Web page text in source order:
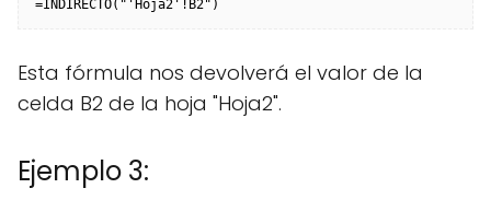
Esta fórmula nos devolverá el valor de la
celda B2 de la hoja "Hoja2".
Ejemplo 3: